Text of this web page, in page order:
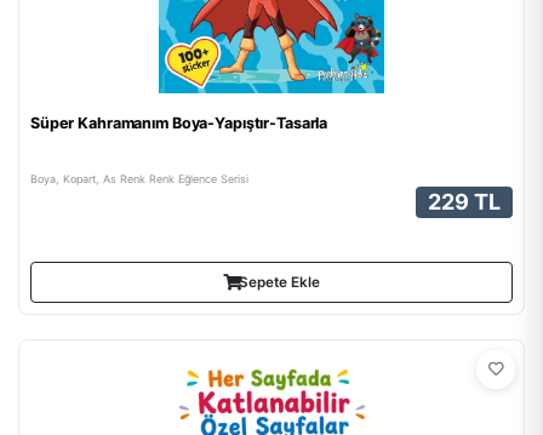
Süper Kahramanım Boya-Yapıştır-Tasarla
Boya, Kopart, As Renk Renk Eğlence Serisi
229 TL
Sepete Ekle